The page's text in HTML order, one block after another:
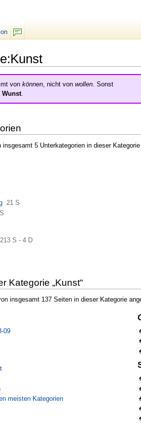
von können, nicht von wollen. Sonst
Wunst.
insgesamt 5 Unterkategorien in dieser
21 S
S - 4 D
Kategorie „Kunst“
insgesamt 137 Seiten in dieser Kategorie
09
meisten Kategorien